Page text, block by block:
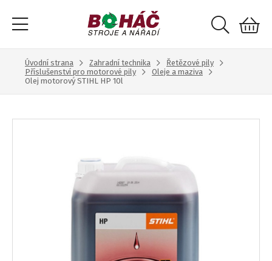
Úvodní strana Zahradní technika
Řetězové pily
Příslušenství pro motorové pily
Oleje a maziva
Olej motorový STIHL HP 10l